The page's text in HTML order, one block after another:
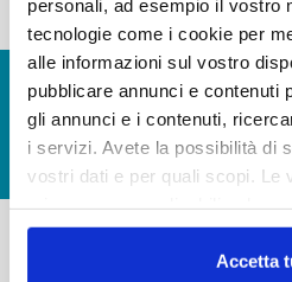
personali, ad esempio il vostro
tecnologie come i cookie per
alle informazioni sul vostro
pubblicare annunci e contenuti
gli annunci e i contenuti,
i servizi. Avete la possibilità di
vostri dati e per quali scopi. Le
in cui avete effettuato le vostre
modificare o revocare il proprio
Accetta
© Copyright 2017 - 2026